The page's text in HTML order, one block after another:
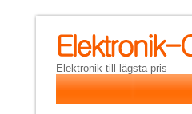
Elektronik till lägsta pris